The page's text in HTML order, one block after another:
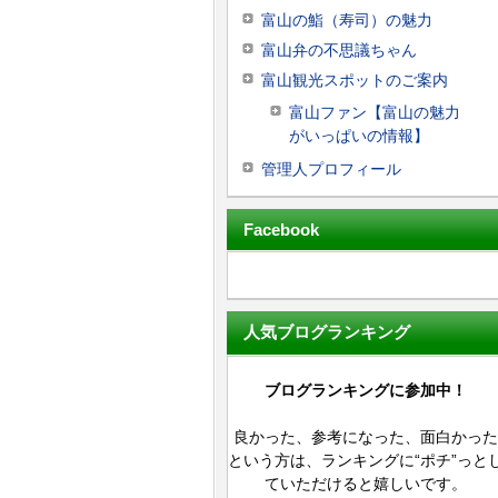
富山の鮨（寿司）の魅力
富山弁の不思議ちゃん
富山観光スポットのご案内
富山ファン【富山の魅力
がいっぱいの情報】
管理人プロフィール
Facebook
人気ブログランキング
ブログランキングに参加中！
良かった、参考になった、面白かった
という方は、ランキングに“ポチ”っと
ていただけると嬉しいです。